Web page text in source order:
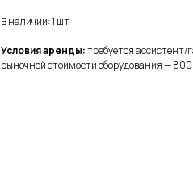
В наличии: 1 шт
Условия аренды:требуется ассистент/
рыночной стоимости оборудования —